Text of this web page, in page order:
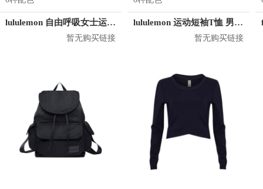
lululemon 自由呼吸女士运动文胸
暂无购买链接
lululemon 运动短袖T恤 男女同款 LM3AR7S
暂无购买链接